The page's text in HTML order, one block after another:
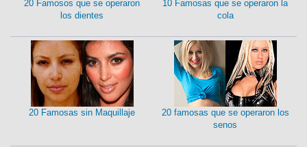
20 Famosos que se operaron
los dientes
10 Famosas que se operaron la
cola
20 Famosas sin Maquillaje
20 famosas que se operaron los
senos